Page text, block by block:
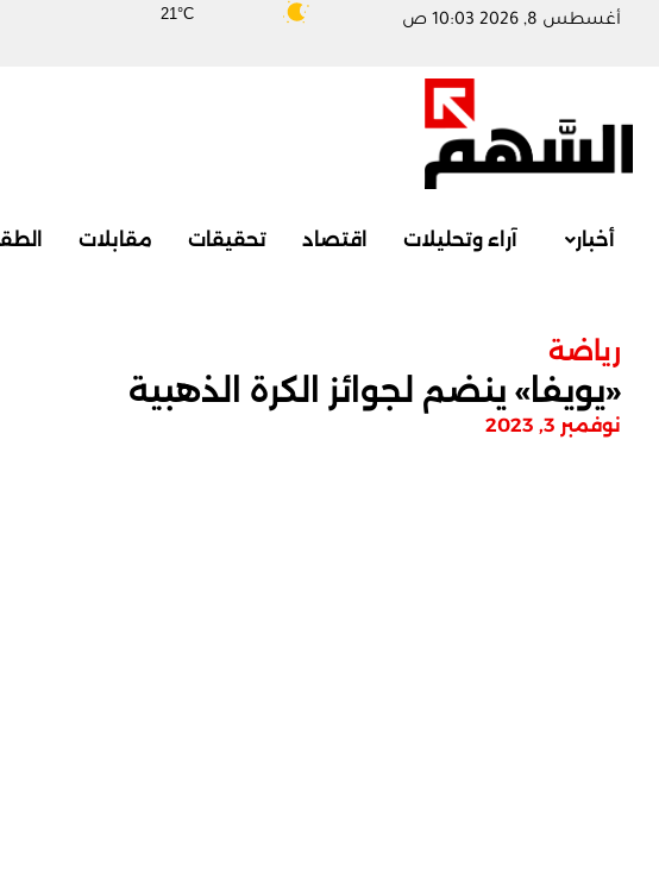
21°C أغسطس 8, 2026 10:03 ص
أخبار آراء وتحليلات اقتصاد تحقيقات مقابلات
رياضة
«يويفا» ينضم لجوائز الكرة الذهبية
نوفمبر 3, 2023